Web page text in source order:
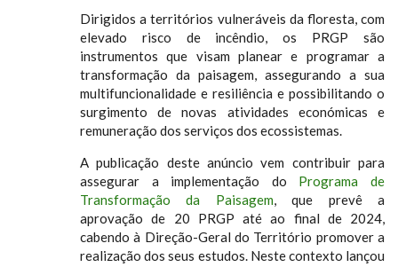
Dirigidos a territórios vulneráveis da floresta, com
elevado risco de incêndio, os PRGP são
instrumentos que visam planear e programar a
transformação da paisagem, assegurando a sua
multifuncionalidade e resiliência e possibilitando o
surgimento de novas atividades económicas e
remuneração dos serviços dos ecossistemas.
A publicação deste anúncio vem contribuir para
assegurar a implementação do Programa de
Transformação da Paisagem, que prevê a
aprovação de 20 PRGP até ao final de 2024,
cabendo à Direção-Geral do Território promover a
realização dos seus estudos. Neste contexto lançou